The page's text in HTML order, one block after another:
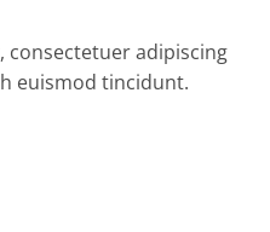
consectetuer adipiscing
euismod tincidunt.